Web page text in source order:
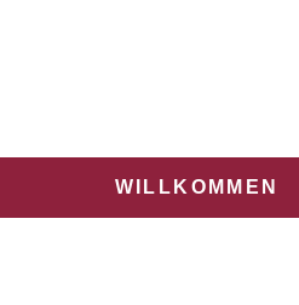
WILLKOMMEN